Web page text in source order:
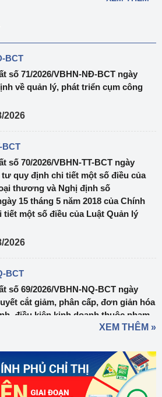
BCT
số 71/2026/VBHN-NĐ-BCT ngày
về quản lý, phát triển cụm công
2026
BCT
số 70/2026/VBHN-TT-BCT ngày
tư quy định chi tiết một số điều của
thương và Nghị định số
15 tháng 5 năm 2018 của Chính
tiết một số điều của Luật Quản lý
2026
BCT
số 69/2026/VBHN-NQ-BCT ngày
cắt giảm, phân cấp, đơn giản hóa
điều kiện kinh doanh thuộc phạm
bổ sung một số điều của Nghị định
XEM THÊM »